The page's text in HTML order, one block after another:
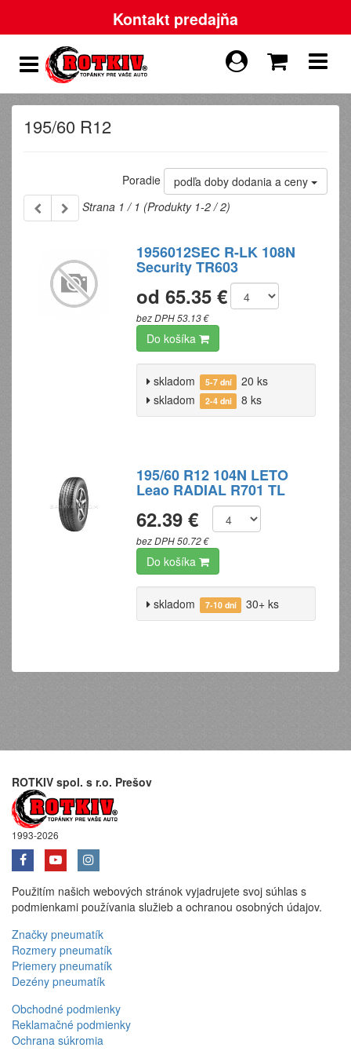
Kontakt predajňa
195/60 R12
Poradie
podľa doby dodania a ceny
Strana 1 / 1 (Produkty 1-2 / 2)
1956012SEC R-LK 108N
Security TR603
od 65.35 €
bez DPH 53.13 €
Do košíka
skladom 5-7 dní
20 ks
skladom
2-4 dni 8 ks
195/60 R12 104N LETO
Leao RADIAL R701 TL
62.39 €
bez DPH 50.72 €
Do košíka
skladom 7-10 dní 30+ ks
ROTKIV spol. s r.o. Prešov
1993-2026
Použitím našich webových stránok vyjadrujete svoj súhlas s
podmienkami používania služieb a ochranou osobných údajov.
Značky pneumatík
Rozmery pneumatík
Priemery pneumatík
Dezény pneumatík
Obchodné podmienky
Reklamačné podmienky
Ochrana súkromia